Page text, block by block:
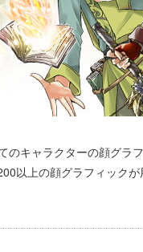
のキャラクターの顔グラ
以上の顔グラフィック